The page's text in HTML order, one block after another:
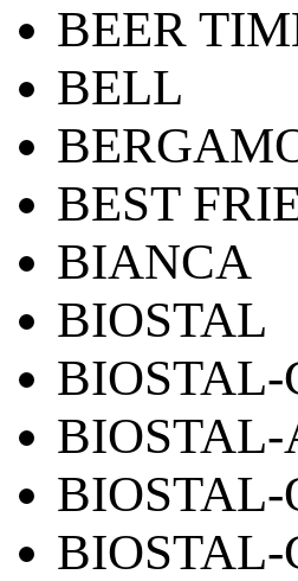
BEER
BELL
BEST
BIANCA
BIOSTAL
BIOSTAL-